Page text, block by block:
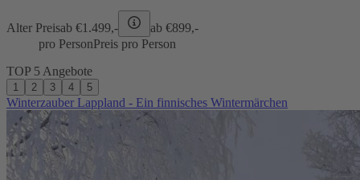
Alter Preisab €1.499,- ab €899,-
pro PersonPreis pro Person
TOP 5 Angebote
1 2 3 4 5
Winterzauber Lappland - Ein finnisches Wintermärchen